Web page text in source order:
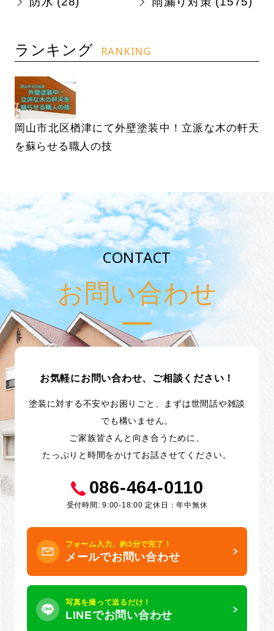
ランキング RANKING
岡山市北区楢津にて外壁塗装中！立派な木の軒天
を蘇らせる職人の技
CONTACT
お問い合わせ
お気軽にお問い合わせ、ご相談ください！
塗装に対する不安やお困りごと、まずは世間話や雑談
でも構いません。
ご家族皆さんと向き合うために、
たっぷりと時間をかけてお話させてください。
086-464-0110
受付時間: 9:00-18:00 定休日：年中無休
フォーム入力、約3分で完了！
メールでお問い合わせ
写真を撮って送るだけ！
LINEでお問い合わせ